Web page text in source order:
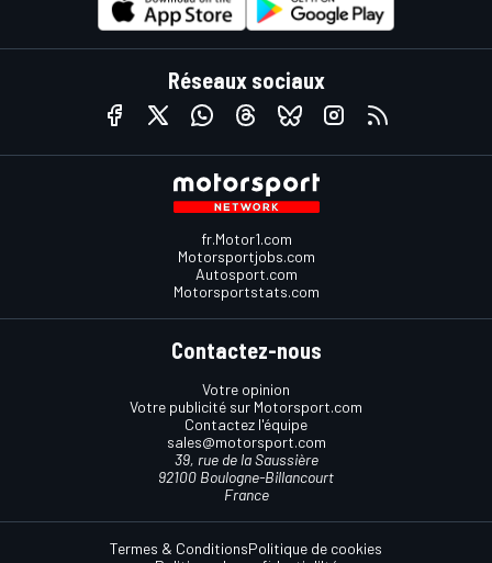
Réseaux sociaux
fr.Motor1.com
Motorsportjobs.com
Autosport.com
Motorsportstats.com
Contactez-nous
Votre opinion
Votre publicité sur Motorsport.com
Contactez l'équipe
sales@motorsport.com
39, rue de la Saussière
92100 Boulogne-Billancourt
France
Termes & ConditionsPolitique de cookies